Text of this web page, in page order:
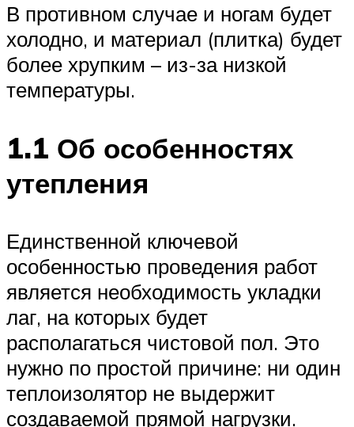
В противном случае и ногам будет
холодно, и материал (плитка) будет
более хрупким – из-за низкой
температуры.
1.1 Об особенностях
утепления
Единственной ключевой
особенностью проведения работ
является необходимость укладки
лаг, на которых будет
располагаться чистовой пол. Это
нужно по простой причине: ни один
теплоизолятор не выдержит
создаваемой прямой нагрузки.